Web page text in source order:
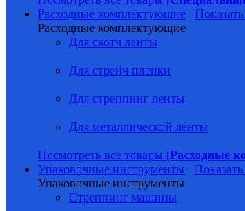
Расходные комплектующие
Расходные комплектующие
Для скотч ленты
Для стрейч пленки
Для стреппинг ленты
Для металлической ленты
Посмотреть все товары [Расходные
Упаковочные инструменты
Упаковочные инструменты
Стреппинг машины